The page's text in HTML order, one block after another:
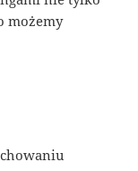
możemy